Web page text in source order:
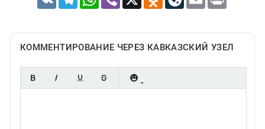
КОММЕНТИРОВАНИЕ ЧЕРЕЗ КАВКАЗСКИЙ УЗЕЛ